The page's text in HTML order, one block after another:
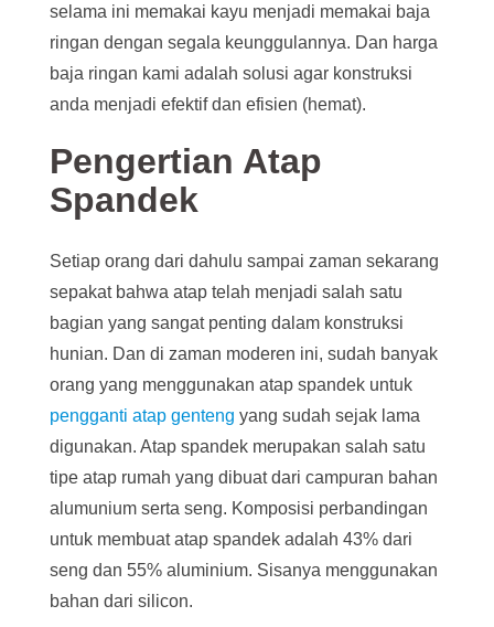
selama ini memakai kayu menjadi memakai baja
ringan dengan segala keunggulannya. Dan harga
baja ringan kami adalah solusi agar konstruksi
anda menjadi efektif dan efisien (hemat).
Pengertian Atap
Spandek
Setiap orang dari dahulu sampai zaman sekarang
sepakat bahwa atap telah menjadi salah satu
bagian yang sangat penting dalam konstruksi
hunian. Dan di zaman moderen ini, sudah banyak
orang yang menggunakan atap spandek untuk
pengganti atap genteng yang sudah sejak lama
digunakan. Atap spandek merupakan salah satu
tipe atap rumah yang dibuat dari campuran bahan
alumunium serta seng. Komposisi perbandingan
untuk membuat atap spandek adalah 43% dari
seng dan 55% aluminium. Sisanya menggunakan
bahan dari silicon.